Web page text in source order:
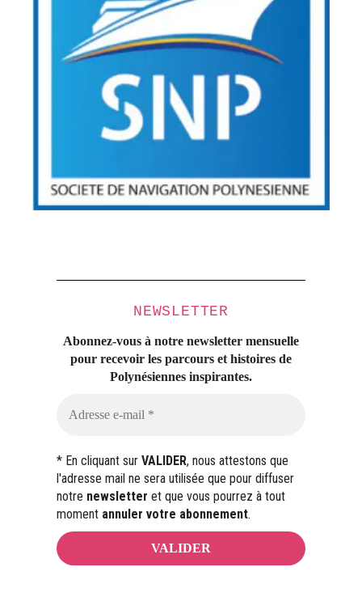
NEWSLETTER
Abonnez-vous à notre newsletter mensuelle
pour recevoir les parcours et histoires de
Polynésiennes inspirantes.
* En cliquant sur VALIDER, nous attestons que
l'adresse mail ne sera utilisée que pour diffuser
notre newsletter et que vous pourrez à tout
moment annuler votre abonnement.